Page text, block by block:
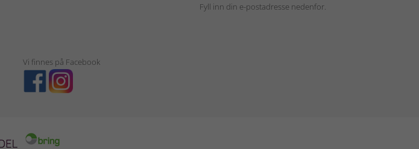
Fyll inn din e-postadresse nedenfor.
Vi finnes på Facebook